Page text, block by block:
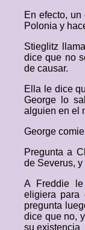
En efecto,
Polonia y
Stieglitz
dice que no
de causar.
Ella le dice
George lo
alguien en el
George
Pregunta a
de Severus,
A Freddie
eligiera
pregunta
dice que no,
su existencia